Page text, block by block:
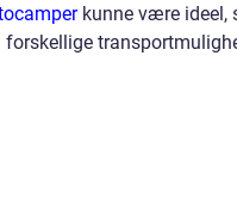
kunne være ideel,